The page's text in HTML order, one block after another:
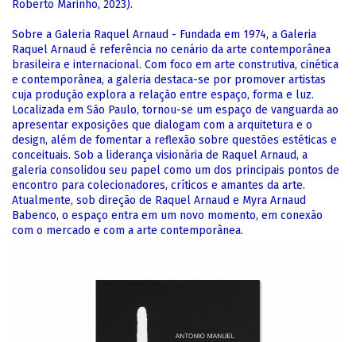
Roberto Marinho, 2023).
Sobre a Galeria Raquel Arnaud - Fundada em 1974, a Galeria
Raquel Arnaud é referência no cenário da arte contemporânea
brasileira e internacional. Com foco em arte construtiva, cinética
e contemporânea, a galeria destaca-se por promover artistas
cuja produção explora a relação entre espaço, forma e luz.
Localizada em São Paulo, tornou-se um espaço de vanguarda ao
apresentar exposições que dialogam com a arquitetura e o
design, além de fomentar a reflexão sobre questões estéticas e
conceituais. Sob a liderança visionária de Raquel Arnaud, a
galeria consolidou seu papel como um dos principais pontos de
encontro para colecionadores, críticos e amantes da arte.
Atualmente, sob direção de Raquel Arnaud e Myra Arnaud
Babenco, o espaço entra em um novo momento, em conexão
com o mercado e com a arte contemporânea.